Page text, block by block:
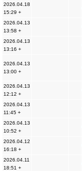
2026.04.18
15:29 +
2026.04.13
13:58 +
2026.04.13
13:16 +
2026.04.13
13:00 +
2026.04.13
12:12 +
2026.04.13
11:45 +
2026.04.13
10:52 +
2026.04.12
16:18 +
2026.04.11
18:51 +